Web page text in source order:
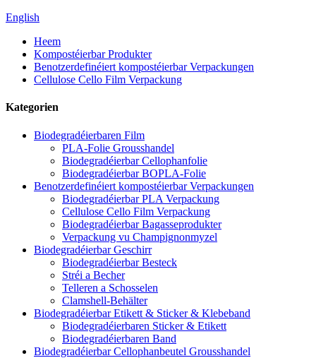
English
Heem
Kompostéierbar Produkter
Benotzerdefinéiert kompostéierbar Verpackungen
Cellulose Cello Film Verpackung
Kategorien
Biodegradéierbaren Film
PLA-Folie Grousshandel
Biodegradéierbar Cellophanfolie
Biodegradéierbar BOPLA-Folie
Benotzerdefinéiert kompostéierbar Verpackungen
Biodegradéierbar PLA Verpackung
Cellulose Cello Film Verpackung
Biodegradéierbar Bagasseprodukter
Verpackung vu Champignonmyzel
Biodegradéierbar Geschirr
Biodegradéierbar Besteck
Stréi a Becher
Telleren a Schosselen
Clamshell-Behälter
Biodegradéierbar Etikett & Sticker & Klebeband
Biodegradéierbaren Sticker & Etikett
Biodegradéierbaren Band
Biodegradéierbar Cellophanbeutel Grousshandel